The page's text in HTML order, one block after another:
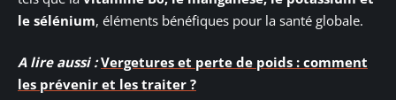
le sélénium, éléments bénéfiques pour la santé globale.
A lire aussi : Vergetures et perte de poids : comment
les prévenir et les traiter ?